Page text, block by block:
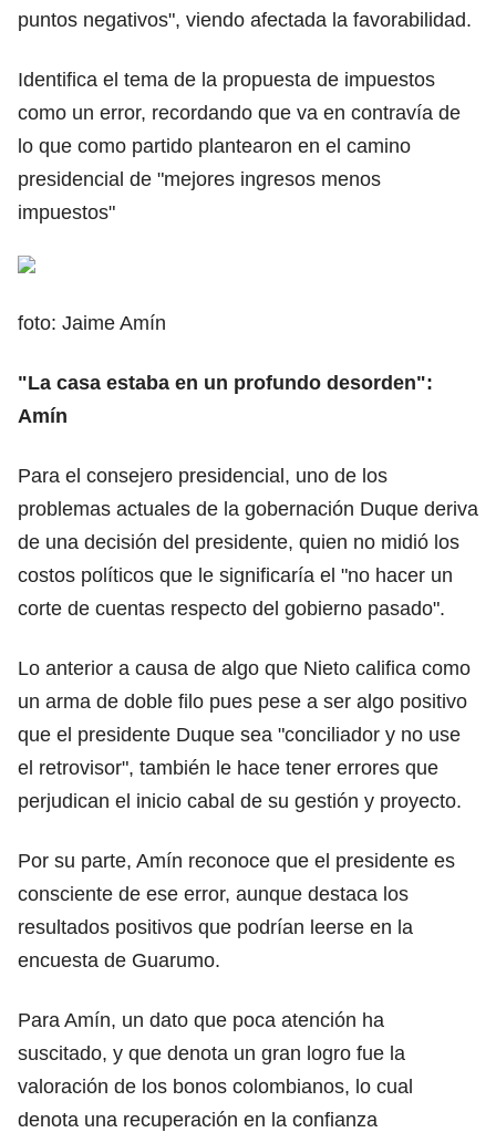
puntos negativos", viendo afectada la favorabilidad.
Identifica el tema de la propuesta de impuestos
como un error, recordando que va en contravía de
lo que como partido plantearon en el camino
presidencial de "mejores ingresos menos
impuestos"
foto: Jaime Amín
"La casa estaba en un profundo desorden":
Amín
Para el consejero presidencial, uno de los
problemas actuales de la gobernación Duque deriva
de una decisión del presidente, quien no midió los
costos políticos que le significaría el "no hacer un
corte de cuentas respecto del gobierno pasado".
Lo anterior a causa de algo que Nieto califica como
un arma de doble filo pues pese a ser algo positivo
que el presidente Duque sea "conciliador y no use
el retrovisor", también le hace tener errores que
perjudican el inicio cabal de su gestión y proyecto.
Por su parte, Amín reconoce que el presidente es
consciente de ese error, aunque destaca los
resultados positivos que podrían leerse en la
encuesta de Guarumo.
Para Amín, un dato que poca atención ha
suscitado, y que denota un gran logro fue la
valoración de los bonos colombianos, lo cual
denota una recuperación en la confianza